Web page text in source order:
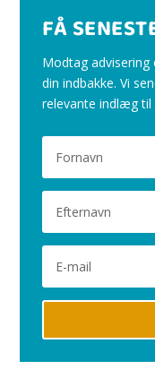
FÅ
Modtag
din indbakke. Vi
relevante indlæg til